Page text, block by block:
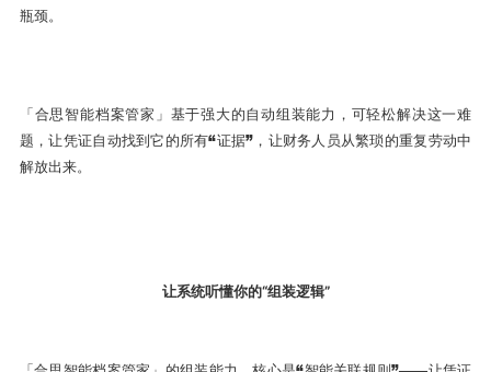
瓶颈。
「合思智能档案管家」基于强大的自动组装能力，可轻松解决这一难
题，让凭证自动找到它的所有“证据”，让财务人员从繁琐的重复劳动中
解放出来。
让系统听懂你的“组装逻辑”